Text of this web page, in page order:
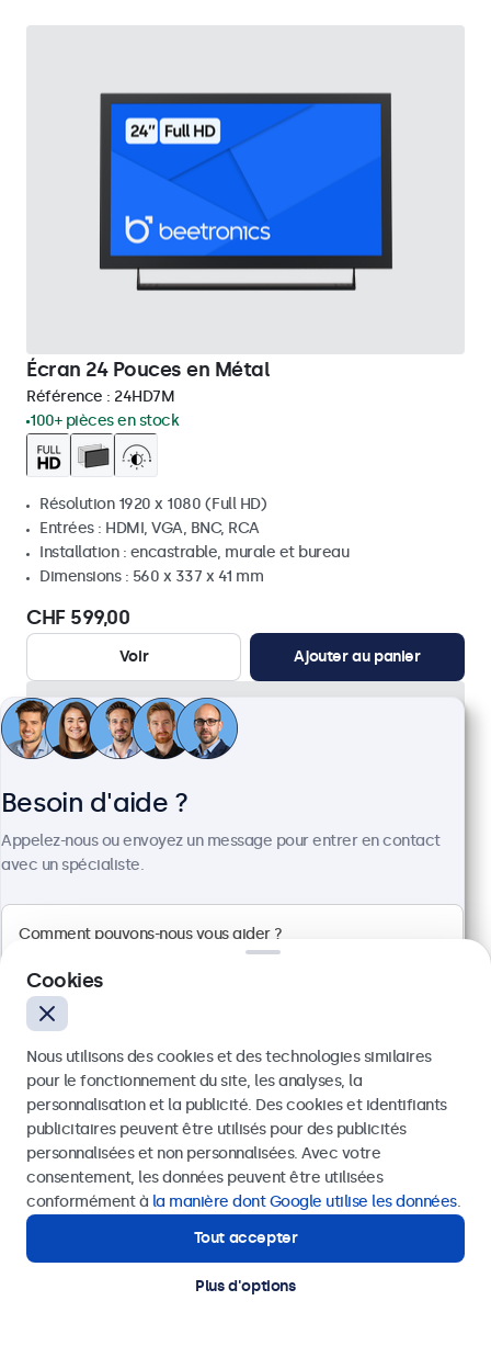
Écran 24 Pouces en Métal
Référence : 24HD7M
100+ pièces en stock
Résolution 1920 x 1080 (Full HD)
Entrées : HDMI, VGA, BNC, RCA
Installation : encastrable, murale et bureau
Dimensions : 560 x 337 x 41 mm
CHF 599,00
Voir Ajouter au panier
Écran 27 Pouces en Métal
Référence :27HD7M
100+ pièces en stock
Résolution 1920 x 1080 (Full HD)
Entrées : HDMI, VGA, BNC, RCA
Installation : encastrable, murale et bureau
Dimensions : 629 x 374 x 41 mm
Besoin d'aide ?
Appelez-nous ou envoyez un message pour entrer en contact
avec un spécialiste.
Envoyer
Ou appelez-nous au+41 43 50 80 772
Contactez nos spécialistes.
Cookies
Nous utilisons des cookies et des technologies similaires
pour le fonctionnement du site, les analyses, la
personnalisation et la publicité. Des cookies et identifiants
publicitaires peuvent être utilisés pour des publicités
personnalisées et non personnalisées. Avec votre
consentement, les données peuvent être utilisées
conformément à la manière dont Google utilise les données.
Tout accepter
Plus d'options